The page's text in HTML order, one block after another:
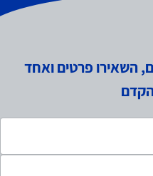
השאירו פרטים ואחד